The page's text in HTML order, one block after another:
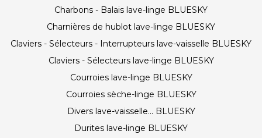
Charbons - Balais lave-linge BLUESKY
Charnières de hublot lave-linge BLUESKY
Claviers - Sélecteurs - Interrupteurs lave-vaisselle BLUESKY
Claviers - Sélecteurs lave-linge BLUESKY
Courroies lave-linge BLUESKY
Courroies sèche-linge BLUESKY
Divers lave-vaisselle... BLUESKY
Durites lave-linge BLUESKY